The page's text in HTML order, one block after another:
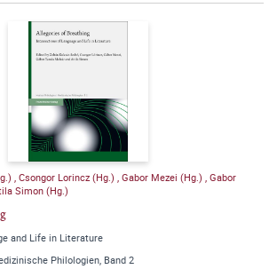
, Csongor Lorincz (Hg.) , Gabor Mezei (Hg.) , Gabor
Simon (Hg.)
and Life in Literature
Philologien, Band 2